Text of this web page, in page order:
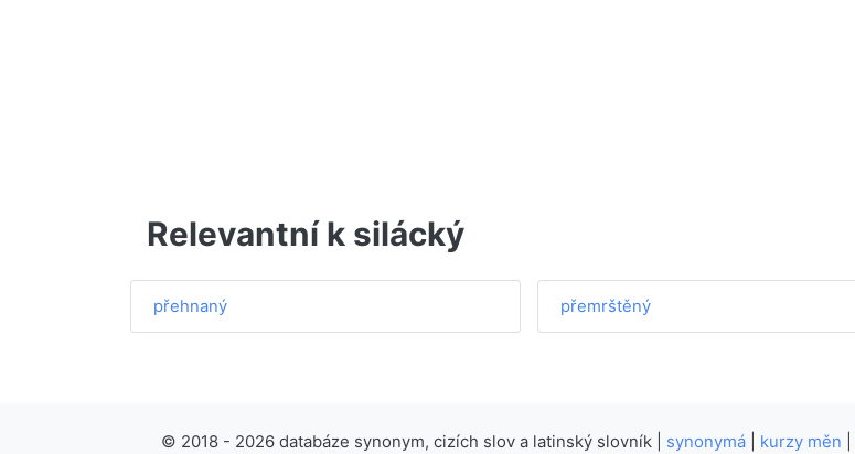
Relevantní k silácký
přehnaný přemrštěný
© 2018 - 2026 databáze synonym, cizích slov a latinský slovník | synonymá kurzy měn